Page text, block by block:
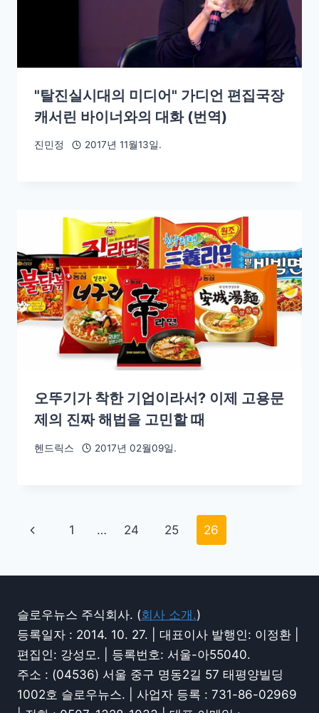
"탈진실시대의 미디어" 가디언 편집국장
캐서린 바이너와의 대화 (번역)
진민정 2017년 11월13일.
오뚜기가 착한 기업이라서? 이제 고용문
제의 진짜 해법을 고민할 때
헨드릭스 2017년 02월09일.
1 … 24 25 26
슬로우뉴스 주식회사. (회사 소개.)
등록일자 : 2014. 10. 27. | 대표이사 발행인: 이정환 |
편집인: 강성모. | 등록번호: 서울-아55040.
주소 : (04536) 서울 중구 명동2길 57 태평양빌딩
1002호 슬로우뉴스. | 사업자 등록 : 731-86-02969